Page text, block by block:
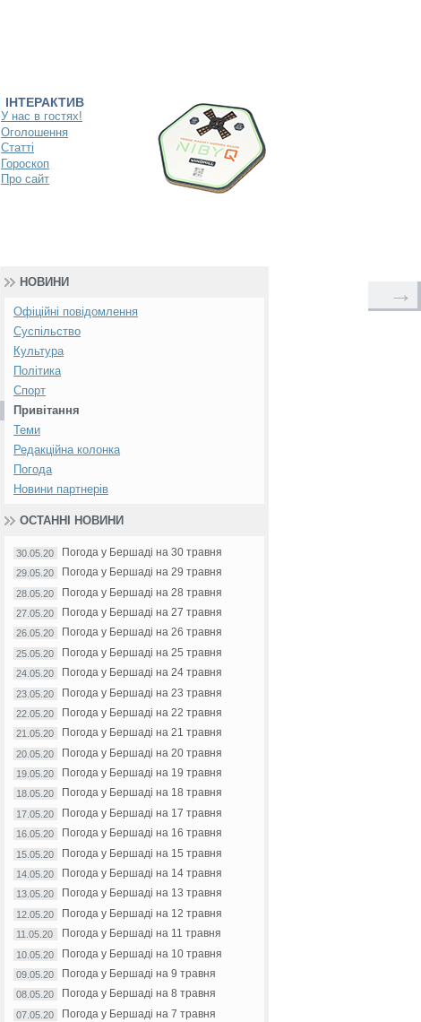
ІНТЕРАКТИВ
У нас в гостях!
Оголошення
Статті
Гороскоп
Про сайт
→
НОВИНИ
Офіційні повідомлення
Суспільство
Культура
Політика
Спорт
Привітання
Теми
Редакційна колонка
Погода
Новини партнерів
ОСТАННІ НОВИНИ
30.05.20 Погода у Бершаді на 30 травня
29.05.20 Погода у Бершаді на 29 травня
28.05.20 Погода у Бершаді на 28 травня
27.05.20 Погода у Бершаді на 27 травня
26.05.20 Погода у Бершаді на 26 травня
25.05.20 Погода у Бершаді на 25 травня
24.05.20 Погода у Бершаді на 24 травня
23.05.20 Погода у Бершаді на 23 травня
22.05.20 Погода у Бершаді на 22 травня
21.05.20 Погода у Бершаді на 21 травня
20.05.20 Погода у Бершаді на 20 травня
19.05.20 Погода у Бершаді на 19 травня
18.05.20 Погода у Бершаді на 18 травня
17.05.20 Погода у Бершаді на 17 травня
16.05.20 Погода у Бершаді на 16 травня
15.05.20 Погода у Бершаді на 15 травня
14.05.20 Погода у Бершаді на 14 травня
13.05.20 Погода у Бершаді на 13 травня
12.05.20 Погода у Бершаді на 12 травня
11.05.20 Погода у Бершаді на 11 травня
10.05.20 Погода у Бершаді на 10 травня
09.05.20 Погода у Бершаді на 9 травня
08.05.20 Погода у Бершаді на 8 травня
07.05.20 Погода у Бершаді на 7 травня